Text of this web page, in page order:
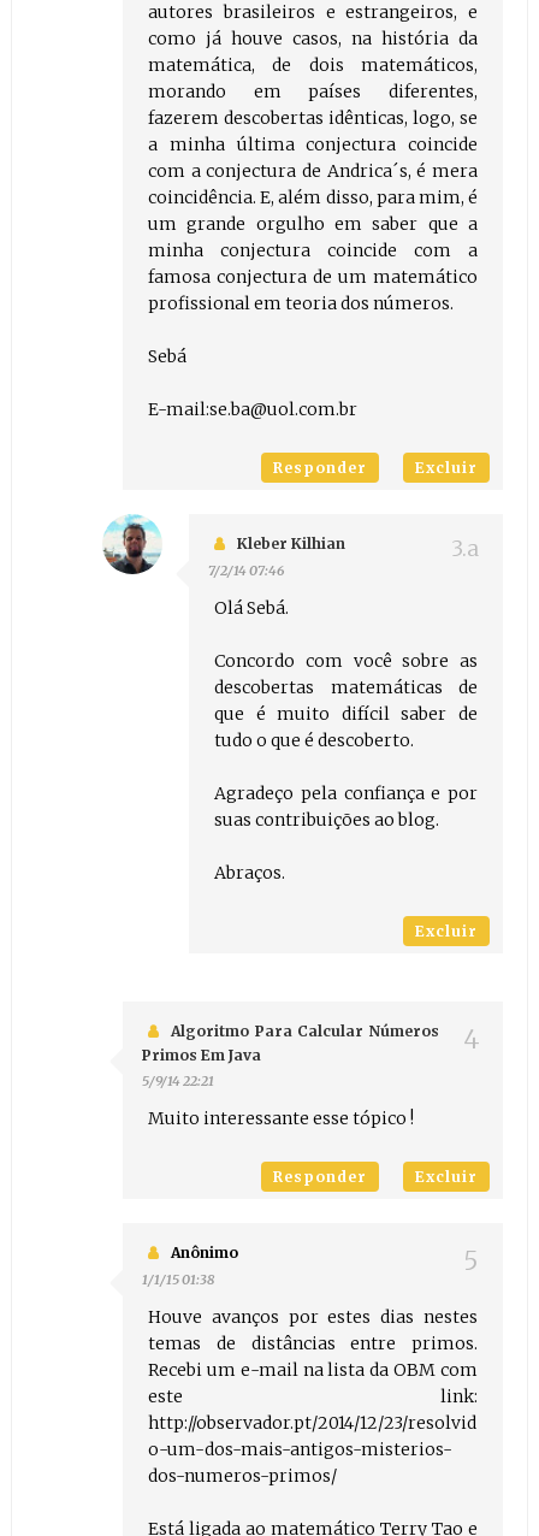
autores brasileiros e estrangeiros, e
como já houve casos, na história da
matemática, de dois matemáticos,
morando em países diferentes,
fazerem descobertas idênticas, logo, se
a minha última conjectura coincide
com a conjectura de Andrica´s, é mera
coincidência. E, além disso, para mim, é
um grande orgulho em saber que a
minha conjectura coincide com a
famosa conjectura de um matemático
profissional em teoria dos números.
Sebá
E-mail:se.ba@uol.com.br
Responder Excluir
Kleber Kilhian
7/2/14 07:46
Olá Sebá.
Concordo com você sobre as
descobertas matemáticas de
que é muito difícil saber de
tudo o que é descoberto.
Agradeço pela confiança e por
suas contribuições ao blog.
Abraços.
Excluir
Algoritmo Para Calcular Números
Primos Em Java
5/9/14 22:21
Muito interessante esse tópico !
Responder Excluir
Anônimo
1/1/15 01:38
Houve avanços por estes dias nestes
temas de distâncias entre primos.
Recebi um e-mail na lista da OBM com
este link:
http://observador.pt/2014/12/23/resolvid
o-um-dos-mais-antigos-misterios-
dos-numeros-primos/
Está ligada ao matemático Terry Tao e